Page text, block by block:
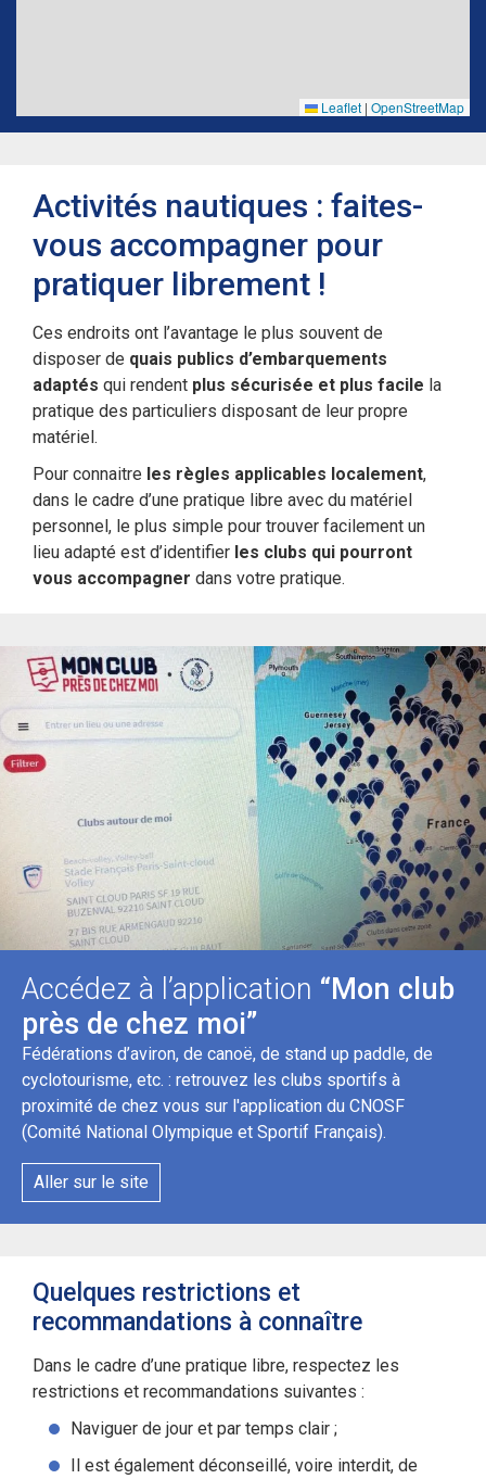
Leaflet | OpenStreetMap
Activités nautiques : faites-
vous accompagner pour
pratiquer librement !
Ces endroits ont l’avantage le plus souvent de
disposer de quais publics d’embarquements
adaptés qui rendent plus sécurisée et plus facile la
pratique des particuliers disposant de leur propre
matériel.
Pour connaitre les règles applicables localement,
dans le cadre d’une pratique libre avec du matériel
personnel, le plus simple pour trouver facilement un
lieu adapté est d’identifier les clubs qui pourront
vous accompagner dans votre pratique.
Accédez à l’application “Mon club
près de chez moi”
Fédérations d’aviron, de canoë, de stand up paddle, de
cyclotourisme, etc. : retrouvez les clubs sportifs à
proximité de chez vous sur l'application du CNOSF
(Comité National Olympique et Sportif Français).
Aller sur le site
Quelques restrictions et
recommandations à connaître
Dans le cadre d’une pratique libre, respectez les
restrictions et recommandations suivantes :
Naviguer de jour et par temps clair ;
Il est également déconseillé, voire interdit, de